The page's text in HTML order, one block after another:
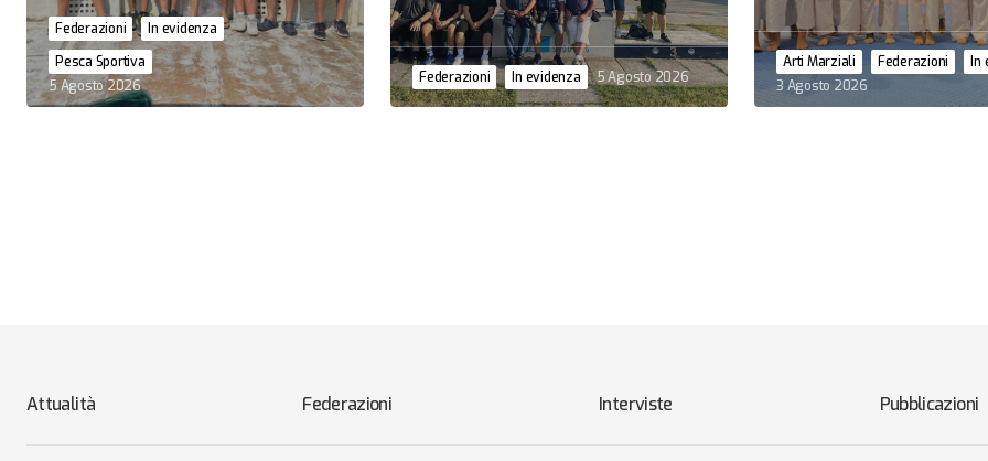
Federazioni
In evidenza
Pesca Sportiva
5 Agosto 2026
Federazioni In evidenza 5 Agosto 2026
Arti Marziali Federazioni
In
3 Agosto 2026
Attualità Federazioni Interviste Pubblicazioni